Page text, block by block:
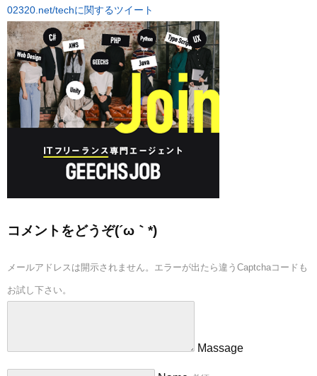
02320.net/techに関するツイート
コメントをどうぞ(´ω｀*)
メールアドレスは開示されません。エラーが出たら違うCaptchaコードも
お試し下さい。
Massage